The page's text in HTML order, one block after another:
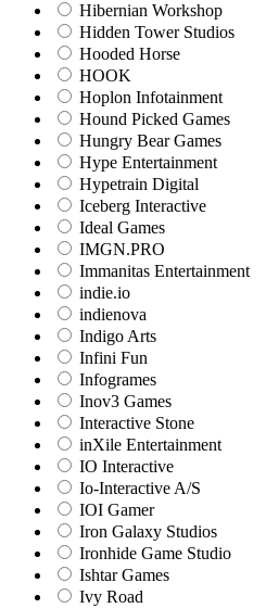
Hibernian Workshop
Hidden Tower Studios
Hooded Horse
HOOK
Hoplon Infotainment
Hound Picked Games
Hungry Bear Games
Hype Entertainment
Hypetrain Digital
Iceberg Interactive
Ideal Games
IMGN.PRO
Immanitas Entertainment
indie.io
indienova
Indigo Arts
Infini Fun
Infogrames
Inov3 Games
Interactive Stone
inXile Entertainment
IO Interactive
Io-Interactive A/S
IOI Gamer
Iron Galaxy Studios
Ironhide Game Studio
Ishtar Games
Ivy Road